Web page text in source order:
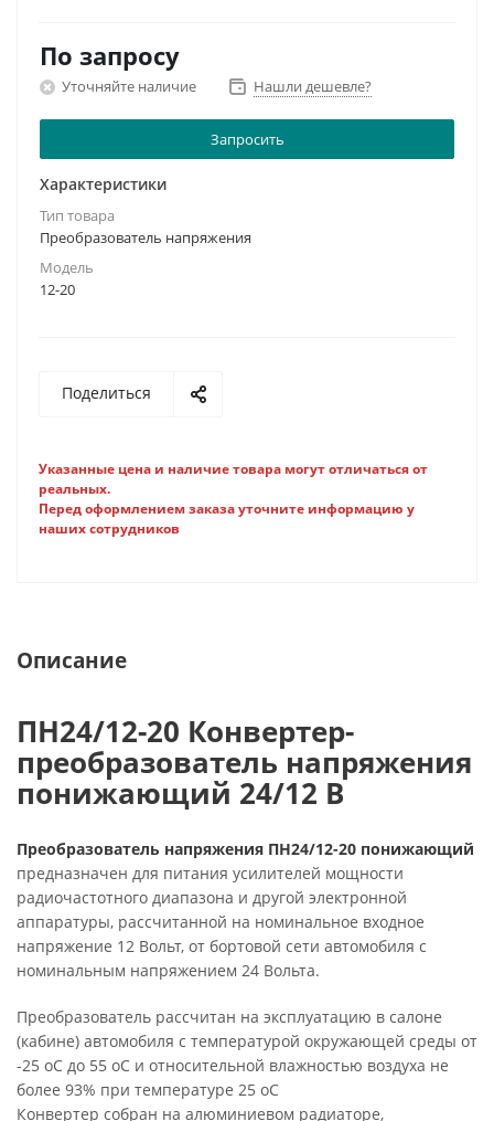
Выходное напряжение:
Ток нагрузки max:
Ток срабатывания защиты: 24 A
Габаритные размеры:151x104x55 мм
По запросу
Уточняйте наличие Нашли дешевле?
Запросить
Характеристики
Тип товара
Преобразователь напряжения
Модель
12-20
Поделиться
Указанные цена и наличие товара могут отличаться от
реальных.
Перед оформлением заказа уточните информацию у
наших сотрудников
Описание
ПН24/12-20 Конвертер-
преобразователь напряжения
понижающий 24/12 B
Преобразователь напряжения ПН24/12-20 понижающий
предназначен для питания усилителей мощности
радиочастотного диапазона и другой электронной
аппаратуры, рассчитанной на номинальное входное
напряжение 12 Вольт, от бортовой сети автомобиля с
номинальным напряжением 24 Вольта.
Преобразователь рассчитан на эксплуатацию в салоне
(кабине) автомобиля с температурой окружающей среды от
-25 oC до 55 oC и относительной влажностью воздуха не
более 93% при температуре 25 oC
Конвертер собран на алюминиевом радиаторе,